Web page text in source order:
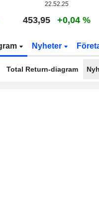
22.52.25
453,95 +0,04 %
Nyheter
Total Return-diagram